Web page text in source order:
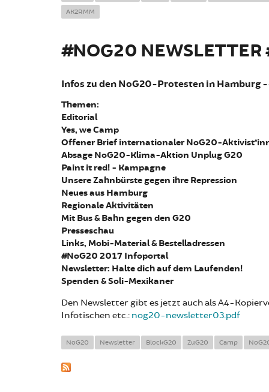
AK2RMM
#NOG20
Infos zu den NoG20-Protesten in Hamburg
Themen:
Editorial
Yes, we Camp
Offener Brief internationaler NoG20-
Absage NoG20-Klima-Aktion Unplug G20
Paint it red! - Kampagne
Unsere Zahnbürste gegen ihre Repression
Neues aus Hamburg
Regionale Aktivitäten
Mit Bus & Bahn gegen den G20
Presseschau
Links, Mobi-Material & Bestelladressen
#NoG20 2017 Infoportal
Newsletter: Halte dich auf dem Laufenden!
Spenden & Soli-Mexikaner
Den Newsletter gibt es jetzt auch als A4-
Infotischen etc.: nog20-newsletter03.pdf
NoG20 Newsletter BlockG20 ZuG20 Camp